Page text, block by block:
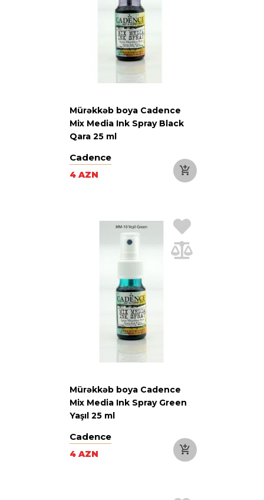
Mürəkkəb boya Cadence
Mix Media Ink Spray Black
Qara 25 ml
Cadence
4 AZN
Mürəkkəb boya Cadence
Mix Media Ink Spray Green
Yaşıl 25 ml
Cadence
4 AZN